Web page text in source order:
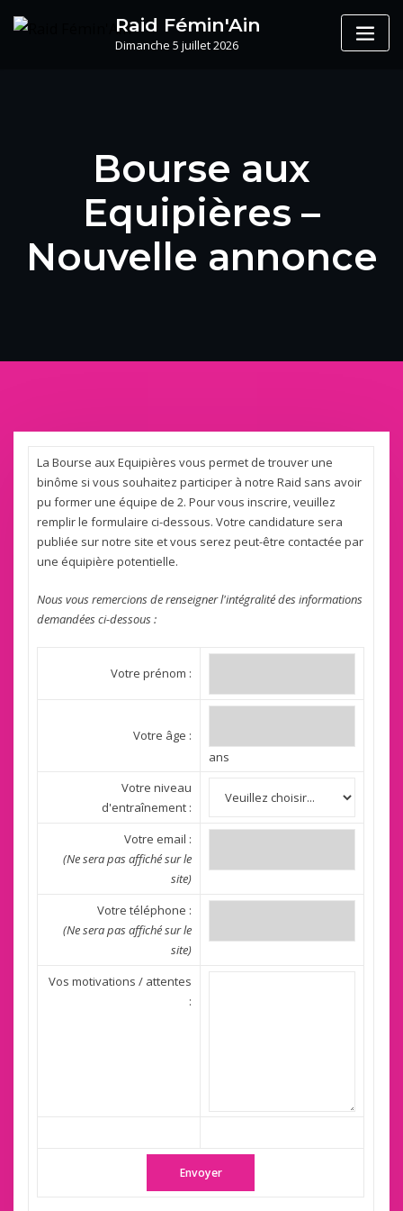
Raid Fémin'Ain
Dimanche 5 juillet 2026
Bourse aux
Equipières –
Nouvelle annonce
La Bourse aux Equipières vous permet de trouver une
binôme si vous souhaitez participer à notre Raid sans avoir
pu former une équipe de 2. Pour vous inscrire, veuillez
remplir le formulaire ci-dessous. Votre candidature sera
publiée sur notre site et vous serez peut-être contactée par
une équipière potentielle.
Nous vous remercions de renseigner l'intégralité des informations
demandées ci-dessous :
Votre prénom :
Votre âge :
ans
Votre niveau
d'entraînement :
Votre email :
(Ne sera pas affiché sur le
site)
Votre téléphone :
(Ne sera pas affiché sur le
site)
Vos motivations / attentes
: